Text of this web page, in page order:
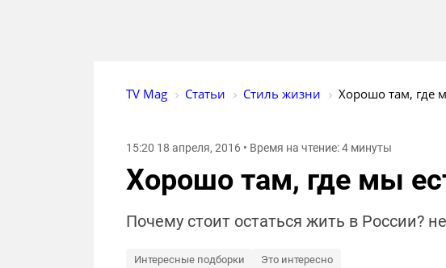
TV Mag Статьи Стиль жизни Хорошо там, где
15:20 18 апреля, 2016 • Время на чтение: 4 минуты
Хорошо там, где мы
Почему стоит остаться жить в России?
Интересные подборки Это интересно